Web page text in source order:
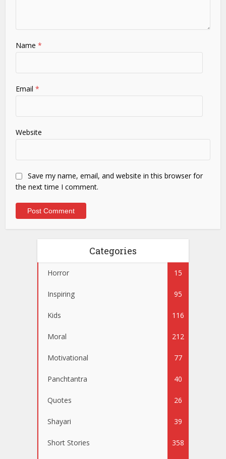
Name*
Email*
Website
Save my name, email, and website in this browser for
the next time I comment.
Categories
Horror 15
Inspiring 95
Kids 116
Moral 212
Motivational 77
Panchtantra 40
Quotes 26
Shayari 39
Short Stories 358